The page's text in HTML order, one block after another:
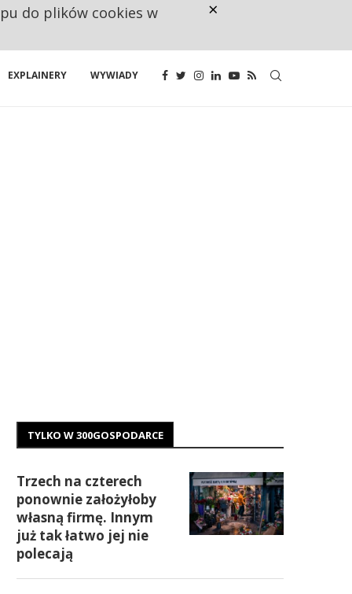
EXPLAINERY WYWIADY
TYLKO W 300GOSPODARCE
Trzech na czterech
ponownie założyłoby
własną firmę. Innym
już tak łatwo jej nie
polecają
do plików cookies w ×